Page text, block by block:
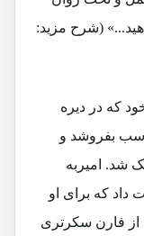
(شرح مزید:
که در دیره
بفروشد و
شد. امیربه
داد که برای او
مبلغ 25هزار روپیه از فارن سکرتری